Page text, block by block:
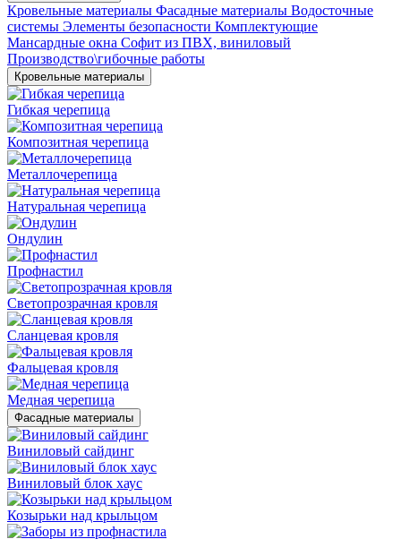
Кровельные материалы Фасадные материалы Водосточные
системы Элементы безопасности Комплектующие
Мансардные окна Софит из ПВХ, виниловый
Производство\гибочные работы
Кровельные материалы
Гибкая черепица
Композитная черепица
Металлочерепица
Натуральная черепица
Ондулин
Профнастил
Светопрозрачная кровля
Сланцевая кровля
Фальцевая кровля
Медная черепица
Фасадные материалы
Виниловый сайдинг
Виниловый блок хаус
Козырьки над крыльцом